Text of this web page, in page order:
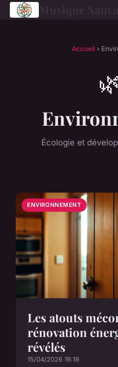
Accueil ›
Écologie et
ENVIRONNEMENT
Les atouts
rénovation
révélés
15/04/2026 19:19